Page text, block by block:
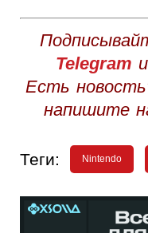
Telegram
Есть
напишите
Теги: Nintendo